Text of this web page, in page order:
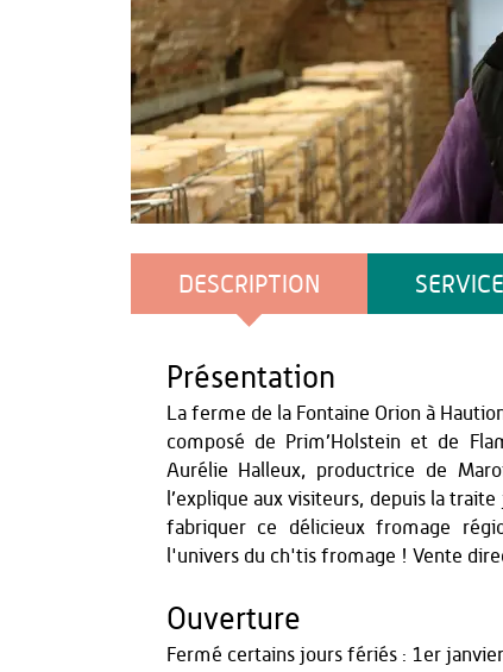
DESCRIPTION
Présentation
La ferme de la Fontaine Orion à
composé de Prim’Holstein et de
Aurélie Halleux, productrice de
l’explique aux visiteurs, depuis la
fabriquer ce délicieux fromage
l'univers du ch'tis fromage ! Vente
Ouverture
Fermé certains jours fériés : 1er